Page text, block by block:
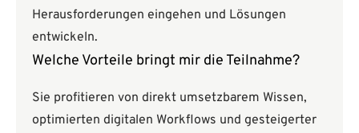
Herausforderungen eingehen und Lösungen
entwickeln.
Welche Vorteile bringt mir die Teilnahme?
Sie profitieren von direkt umsetzbarem Wissen,
optimierten digitalen Workflows und gesteigerter